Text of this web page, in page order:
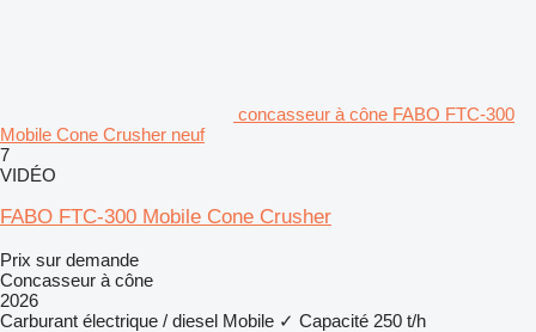
concasseur à cône FABO FTC-300
Mobile Cone Crusher neuf
7
VIDÉO
FABO FTC-300 Mobile Cone Crusher
Prix sur demande
Concasseur à cône
2026
Carburant électrique / diesel Mobile ✓ Capacité 250 t/h